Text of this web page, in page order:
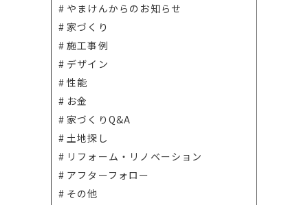
やまけんからのお知らせ
家づくり
施工事例
デザイン
性能
お金
家づくりQ&A
土地探し
リフォーム・リノベーション
アフターフォロー
その他